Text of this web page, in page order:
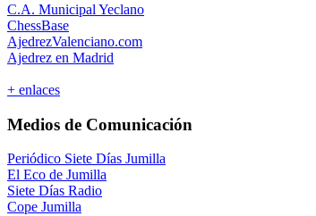
C.A. Municipal Yeclano
ChessBase
AjedrezValenciano.com
Ajedrez en Madrid
+ enlaces
Medios de Comunicación
Periódico Siete Días Jumilla
El Eco de Jumilla
Siete Días Radio
Cope Jumilla